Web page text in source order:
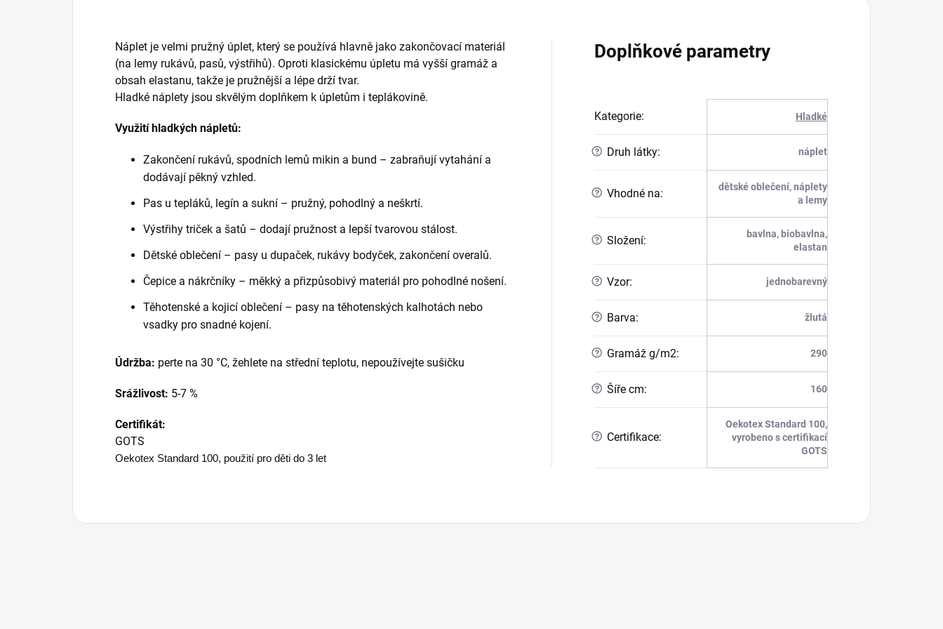
Náplet je velmi pružný úplet, který se používá hlavně jako zakončovací materiál
(na lemy rukávů, pasů, výstřihů). Oproti klasickému úpletu má vyšší gramáž a
obsah elastanu, takže je pružnější a lépe drží tvar.
Hladké náplety jsou skvělým doplňkem k úpletům i teplákovině.
Využití hladkých nápletů:
Zakončení rukávů, spodních lemů mikin a bund – zabraňují vytahání a
dodávají pěkný vzhled.
Pas u tepláků, legín a sukní – pružný, pohodlný a neškrtí.
Výstřihy triček a šatů – dodají pružnost a lepší tvarovou stálost.
Dětské oblečení – pasy u dupaček, rukávy bodyček, zakončení overalů.
Čepice a nákrčníky – měkký a přizpůsobivý materiál pro pohodlné nošení.
Těhotenské a kojicí oblečení – pasy na těhotenských kalhotách nebo
vsadky pro snadné kojení.
Údržba: perte na 30 °C, žehlete na střední teplotu, nepoužívejte sušičku
Srážlivost: 5-7 %
Certifikát:
GOTS
Oekotex Standard 100, použití pro děti do 3 let
Doplňkové parametry
Kategorie: Hladké
? Druh látky: náplet
? Vhodné na:
dětské oblečení, náplety
a lemy
? Složení:
bavlna, biobavlna,
elastan
? Vzor: jednobarevný
? Barva: žlutá
? Gramáž g/m2: 290
? Šíře cm: 160
? Certifikace:
Oekotex Standard 100,
vyrobeno s certifikací
GOTS